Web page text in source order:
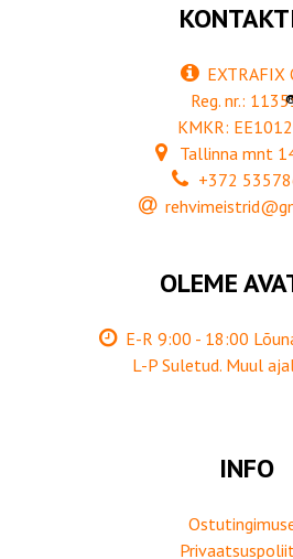
EXTRAFIX
Reg. nr.:
KMKR:
Tallinna mnt
+372
OLEME
E-R 9:00 - 18:00
L-P Suletud. Muul
INFO